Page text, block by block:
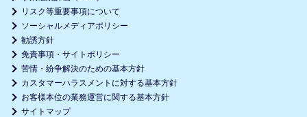
リスク等重要事項について
ソーシャルメディアポリシー
勧誘方針
免責事項・サイトポリシー
苦情・紛争解決のための基本方針
カスタマーハラスメントに対する基本方針
お客様本位の業務運営に関する基本方針
サイトマップ